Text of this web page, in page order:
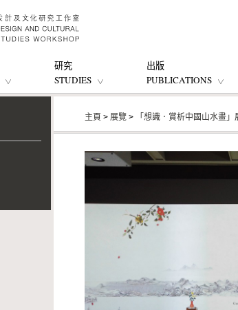
研究
STUDIES
出版
PUBLICATIONS
主頁 > 展覽 > 「想識．賞析中國山水畫」